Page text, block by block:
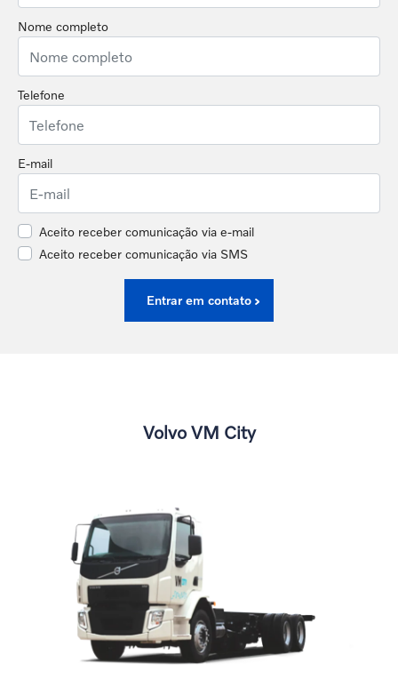
Nome completo
Telefone
E-mail
Aceito receber comunicação via e-mail
Aceito receber comunicação via SMS
Entrar em contato
Volvo VM City